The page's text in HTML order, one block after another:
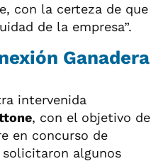
con la certeza de que
de la empresa”.
Ganadera
intervenida
, con el objetivo de
en concurso de
algunos